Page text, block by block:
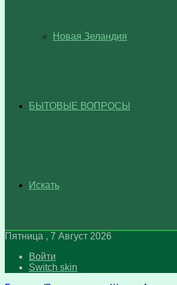
Новая Зеландия
БЫТОВЫЕ ВОПРОСЫ
Искать
Пятница , 7 Август 2026
Войти
Switch skin